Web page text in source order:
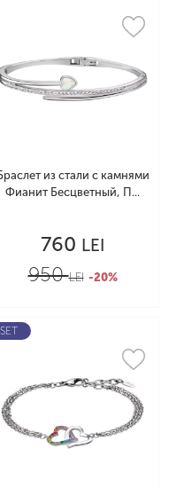
из стали с камнями
Фианит Бесцветный, П...
760 LEI
950LEI -20%
SET